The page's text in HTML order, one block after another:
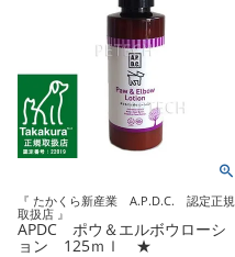
『 たかくら新産業 A.P.D.C. 認定正規
取扱店 』
APDC ポウ＆エルボウローシ
ョン 125ｍｌ ★